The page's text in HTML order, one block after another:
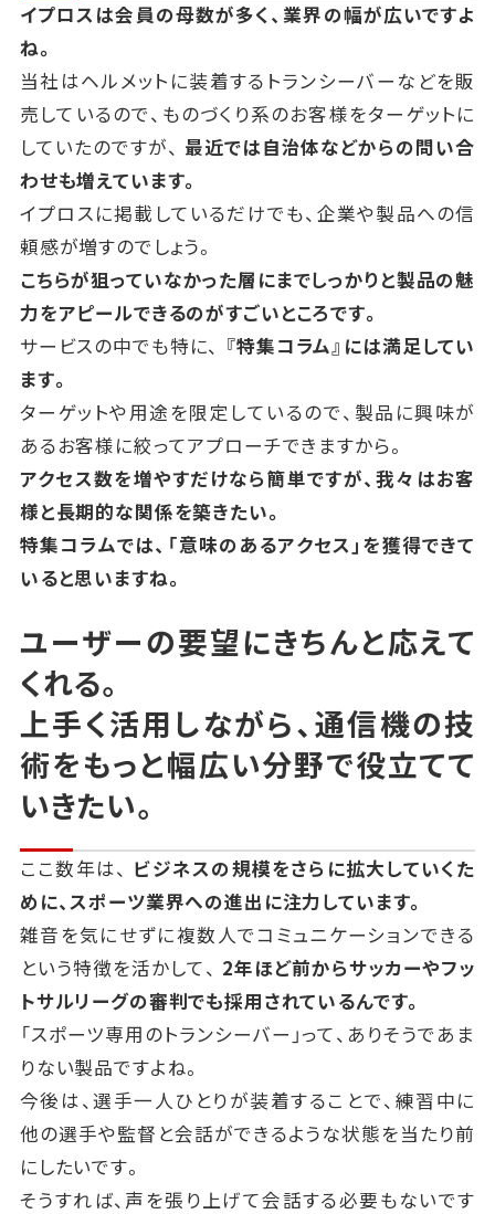
イプロスは会員の母数が多く、業界の幅が広いですよ
ね。
当社はヘルメットに装着するトランシーバーなどを販
売しているので、 ものづくり系のお客様をターゲットに
していたのですが、 最近では自治体などからの問い合
わせも増えています。
イプロスに掲載しているだけでも、企業や製品への信
頼感が増すのでしょう。
こちらが狙っていなかった層にまでしっかりと製品の魅
力をアピールできるのがすごいところです。
サービスの中でも特に、 『特集コラム』には満足してい
ます。
ターゲットや用途を限定しているので、製品に興味が
あるお客様に絞ってアプローチできますから。
アクセス数を増やすだけなら簡単ですが、我々はお客
様と長期的な関係を築きたい。
特集コラムでは、「意味のあるアクセス」を獲得できて
いると思いますね。
ユーザーの要望にきちんと応えて
くれる。
上手く活用しながら、通信機の技
術をもっと幅広い分野で役立てて
いきたい。
ここ数年は、 ビジネスの規模をさらに拡大していくた
めに、スポーツ業界への進出に注力しています。
雑音を気にせずに複数人でコミュニケーションできる
という特徴を活かして、 2年ほど前からサッカーやフッ
トサルリーグの審判でも採用されているんです。
「スポーツ専用のトランシーバー」って、ありそうであま
りない製品ですよね。
今後は、選手一人ひとりが装着することで、練習中に
他の選手や監督と会話ができるような状態を当たり前
にしたいです。
そうすれば、声を張り上げて会話する必要もないです